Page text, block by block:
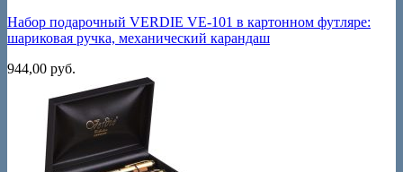
Набор подарочный VERDIE VE-101 в картонном футляре:
шариковая ручка, механический карандаш
944,00 руб.